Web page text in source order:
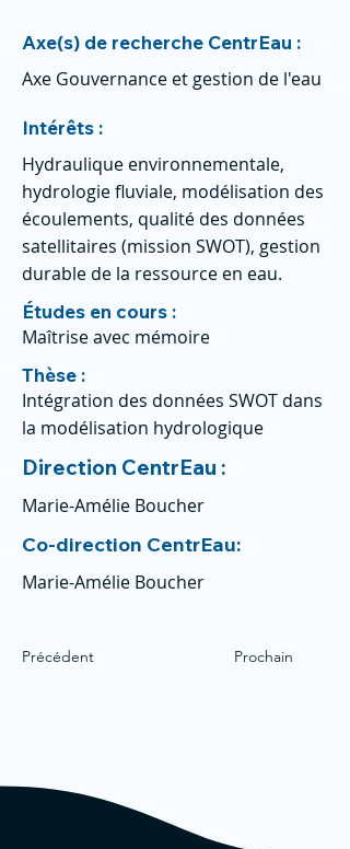
Axe(s) de recherche CentrEau :
Axe Gouvernance et gestion de l'eau
Intérêts :
Hydraulique environnementale,
hydrologie fluviale, modélisation des
écoulements, qualité des données
satellitaires (mission SWOT), gestion
durable de la ressource en eau.
Études en cours :
Maîtrise avec mémoire
Thèse :
Intégration des données SWOT dans
la modélisation hydrologique
Direction CentrEau :
Marie-Amélie Boucher
Co-direction CentrEau:
Marie-Amélie Boucher
Précédent Prochain